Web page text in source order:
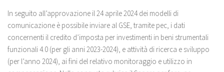
In seguito all’approvazione il 24 aprile 2024 dei modelli di
comunicazione è possibile inviare al GSE, tramite pec, i dati
concernenti il credito d’imposta per investimenti in beni strumentali
funzionali 4.0 (per gli anni 2023-2024), e attività di ricerca e sviluppo
(per l’anno 2024), ai fini del relativo monitoraggio e utilizzo in